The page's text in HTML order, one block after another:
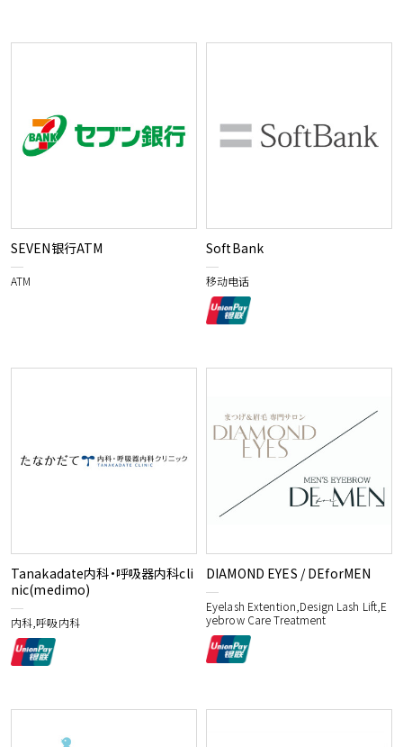
SEVEN银行ATM
ATM
SoftBank
移动电话
Tanakadate内科・呼吸器内科cli
nic(medimo)
内科,呼吸内科
DIAMOND EYES / DEforMEN
Eyelash Extention,Design Lash Lift,E
yebrow Care Treatment